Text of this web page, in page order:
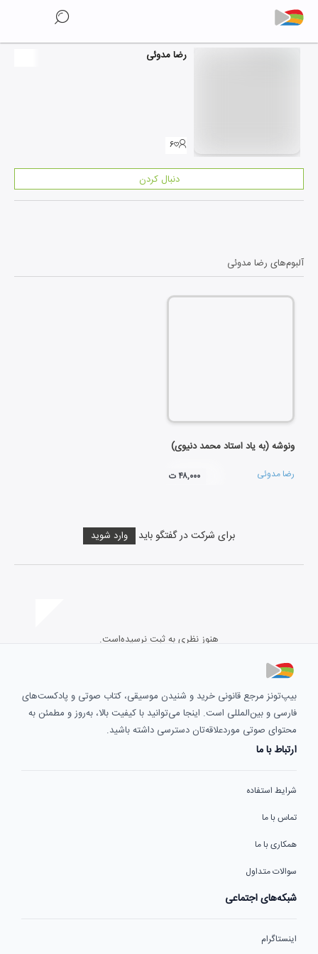
رضا مدوئی
۶
دنبال کردن
آلبوم‌های رضا مدوئی
ونوشه (به یاد استاد محمد دنیوی)
رضا مدوئی ۴۸,۰۰۰ ت
برای شرکت در گفتگو باید وارد شوید
هنوز نظری به ثبت نرسیده‌است.
بیپ‌تونز مرجع قانونی خرید و شنیدن موسیقی، کتاب صوتی و پادکست‌های
فارسی و بین‌المللی است. اینجا می‌توانید با کیفیت بالا، به‌روز و مطمئن به
محتوای صوتی موردعلاقه‌تان دسترسی داشته باشید.
ارتباط با ما
شرایط استفاده
تماس با ما
همکاری با ما
سوالات متداول
شبکه‌های اجتماعی
اینستاگرام